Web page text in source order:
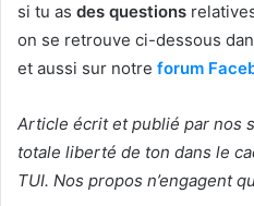
si tu as des questions
on se retrouve ci-dessous
et aussi sur notre forum
Article écrit et publié par nos
totale liberté de ton dans le
TUI. Nos propos n’engagent